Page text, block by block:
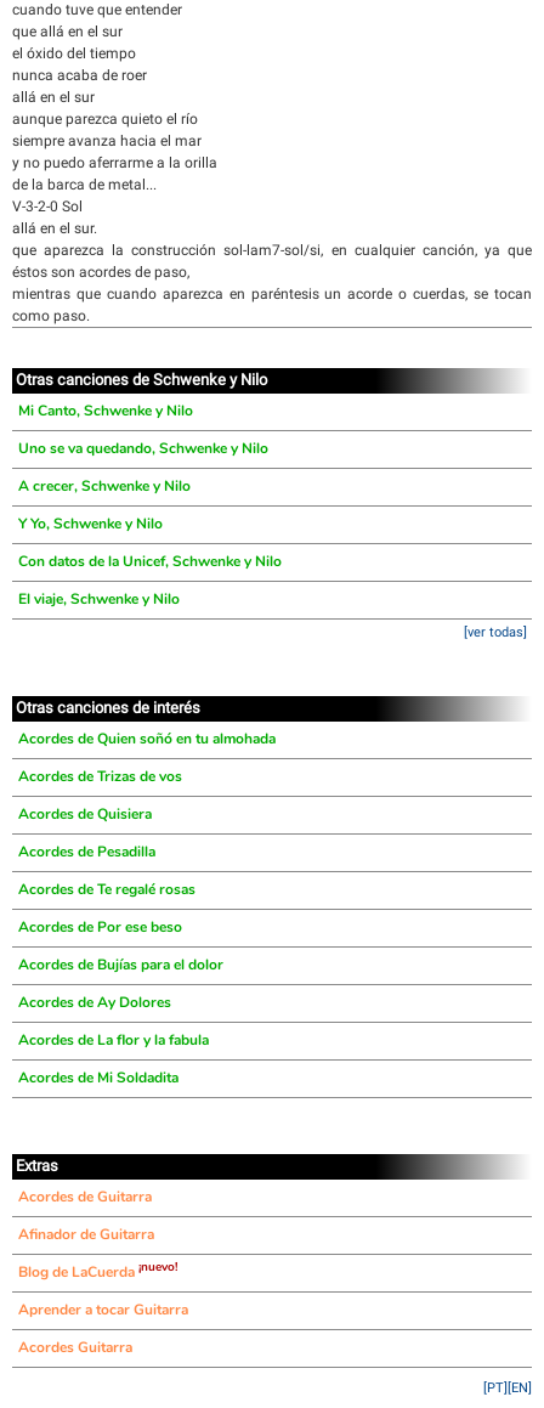
cuando tuve que entender
que allá en el sur
el óxido del tiempo
nunca acaba de roer
allá en el sur
aunque parezca quieto el río
siempre avanza hacia el mar
y no puedo aferrarme a la orilla
de la barca de metal...
V-3-2-0 Sol
allá en el sur.
que aparezca la construcción sol-lam7-sol/si, en cualquier canción, ya que
éstos son acordes de paso,
mientras que cuando aparezca en paréntesis un acorde o cuerdas, se tocan
como paso.
Otras canciones de Schwenke y Nilo
Mi Canto, Schwenke y Nilo
Uno se va quedando, Schwenke y Nilo
A crecer, Schwenke y Nilo
Y Yo, Schwenke y Nilo
Con datos de la Unicef, Schwenke y Nilo
El viaje, Schwenke y Nilo
[ver todas]
Otras canciones de interés
Acordes de Quien soñó en tu almohada
Acordes de Trizas de vos
Acordes de Quisiera
Acordes de Pesadilla
Acordes de Te regalé rosas
Acordes de Por ese beso
Acordes de Bujías para el dolor
Acordes de Ay Dolores
Acordes de La flor y la fabula
Acordes de Mi Soldadita
Extras
Acordes de Guitarra
Afinador de Guitarra
Blog de LaCuerda ¡nuevo!
Aprender a tocar Guitarra
Acordes Guitarra
[EN]
[PT]